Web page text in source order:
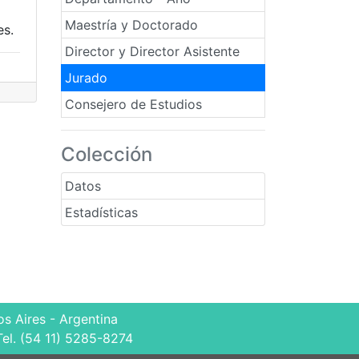
Maestría y Doctorado
Director y Director Asistente
Jurado
Consejero de Estudios
Colección
Datos
Estadísticas
Aires - Argentina
(54 11) 5285-8274